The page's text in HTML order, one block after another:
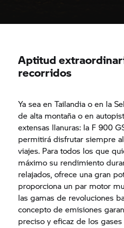
Aptitud
recorridos
Ya sea en Tailandia o en la
de alta montaña o en
extensas llanuras: la F 900
permitirá disfrutar siempre
viajes. Para todos los que
máximo su rendimiento
relajados, ofrece una gran
proporciona un par motor
las gamas de revoluciones
concepto de emisiones
preciso y eficaz de los